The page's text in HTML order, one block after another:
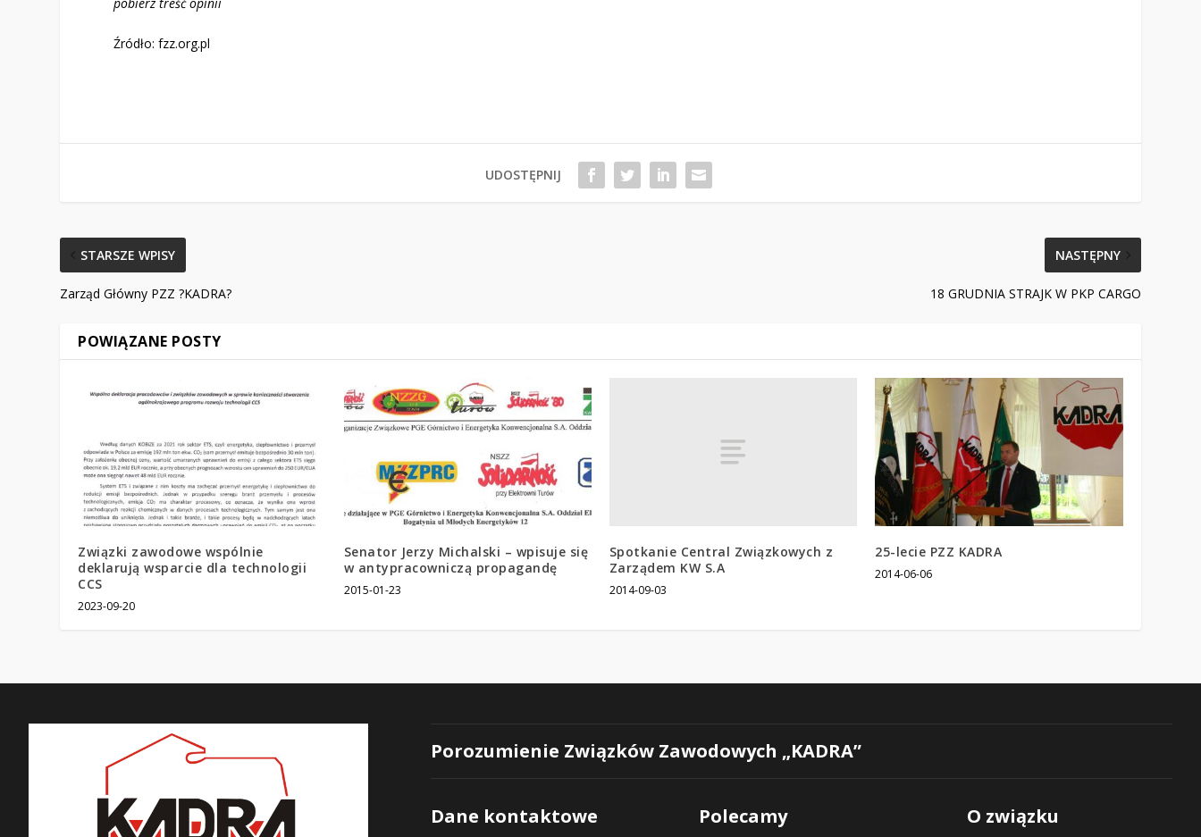
Źródło: fzz.org.pl
UDOSTĘPNIJ
STARSZE WPISY
Zarząd Główny PZZ ?KADRA?
NASTĘPNY
18 GRUDNIA STRAJK W PKP CARGO
POWIĄZANE POSTY
Związki zawodowe wspólnie
deklarują wsparcie dla technologii
CCS
2023-09-20
Senator Jerzy Michalski – wpisuje się
w antypracowniczą propagandę
2015-01-23
Spotkanie Central Związkowych z
Zarządem KW S.A
2014-09-03
25-lecie PZZ KADRA
2014-06-06
Porozumienie Związków Zawodowych „KADRA”
Dane kontaktowe Polecamy O związku